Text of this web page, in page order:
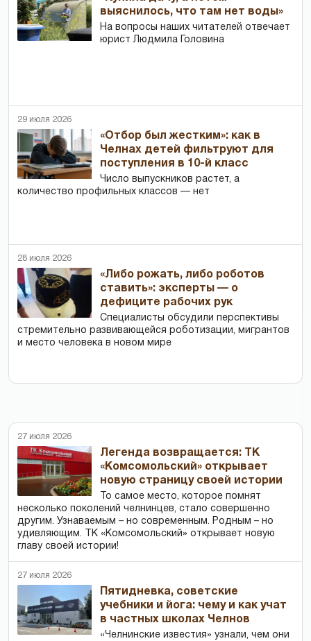
выяснилось, что там нет воды»
На вопросы наших читателей отвечает
юрист Людмила Головина
29 июля 2026
«Отбор был жестким»: как в
Челнах детей фильтруют для
поступления в 10-й класс
Число выпускников растет, а
количество профильных классов — нет
28 июля 2026
«Либо рожать, либо роботов
ставить»: эксперты — о
дефиците рабочих рук
Специалисты обсудили перспективы
стремительно развивающейся роботизации, мигрантов
и место человека в новом мире
27 июля 2026
Легенда возвращается: ТК
«Комсомольский» открывает
новую страницу своей истории
То самое место, которое помнят
несколько поколений челнинцев, стало совершенно
другим. Узнаваемым – но современным. Родным – но
удивляющим. ТК «Комсомольский» открывает новую
главу своей истории!
27 июля 2026
Пятидневка, советские
учебники и йога: чему и как учат
в частных школах Челнов
«Челнинские известия» узнали, чем они